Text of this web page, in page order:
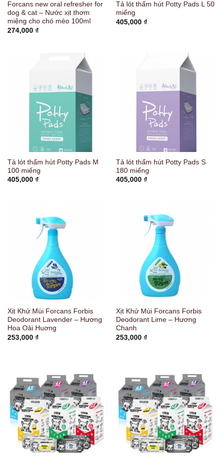
Forcans new oral refresher for
dog & cat – Nước xịt thơm
miệng cho chó mèo 100ml
274,000 ₫
Tả lót thấm hút Potty Pads L 50
miếng
405,000 ₫
Tả lót thấm hút Potty Pads M
100 miếng
405,000 ₫
Tả lót thấm hút Potty Pads S
180 miếng
405,000 ₫
Xịt Khử Mùi Forcans Forbis
Deodorant Lavender – Hương
Hoa Oải Huơng
253,000 ₫
Xịt Khử Mùi Forcans Forbis
Deodorant Lime – Hương
Chanh
253,000 ₫